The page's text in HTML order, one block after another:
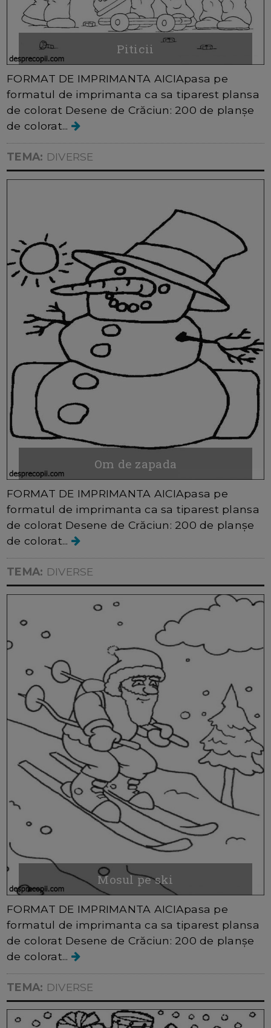
Piticii
FORMAT DE IMPRIMANTA AICIApasa pe
formatul de imprimanta ca sa tiparest plansa
de colorat Desene de Crăciun: 200 de planșe
de colorat...
TEMA: DIVERSE
Om de zapada
FORMAT DE IMPRIMANTA AICIApasa pe
formatul de imprimanta ca sa tiparest plansa
de colorat Desene de Crăciun: 200 de planșe
de colorat...
TEMA: DIVERSE
Mosul pe ski
FORMAT DE IMPRIMANTA AICIApasa pe
formatul de imprimanta ca sa tiparest plansa
de colorat Desene de Crăciun: 200 de planșe
de colorat...
TEMA: DIVERSE